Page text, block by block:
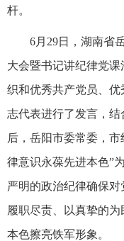
杆。
6月29日，湖南省
大会暨书记讲纪律党
织和优秀共产党员、
志代表进行了发言，
后，岳阳市委常委，
律意识永葆先进本色”
严明的政治纪律确保
履职尽责、以真挚的
本色擦亮铁军形象。